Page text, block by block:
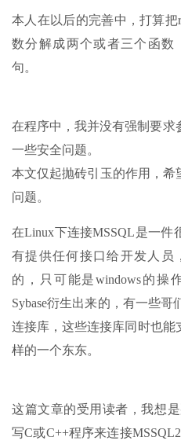
本人在以后的完善中，打算把
数分解成两个或者三个函数
句。
在程序中，我并没有强制要求
一些安全问题。
本文仅起抛砖引玉的作用，
问题。
在Linux下连接MSSQL是一件
有提供任何接口给开发人员
的，只可能是windows的操
Sybase衍生出来的，有一些哥
连接库，这些连接库同时也能
样的一个东东。
这篇文章的受用读者，我想
写C或C++程序来连接